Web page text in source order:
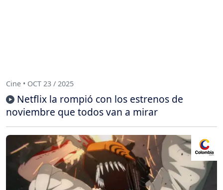
Cine • OCT 23 / 2025
Netflix la rompió con los estrenos de
noviembre que todos van a mirar